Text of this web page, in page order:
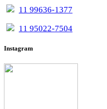
11 99636-1377
11 95022-7504
Instagram